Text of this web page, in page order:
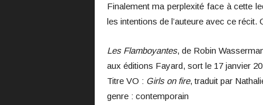
Finalement ma perplexité face à cette
les intentions de l’auteure avec ce
Les Flamboyantes, de Robin
aux éditions Fayard, sort le 17 janvier
Titre VO : Girls on fire, traduit par
genre : contemporain